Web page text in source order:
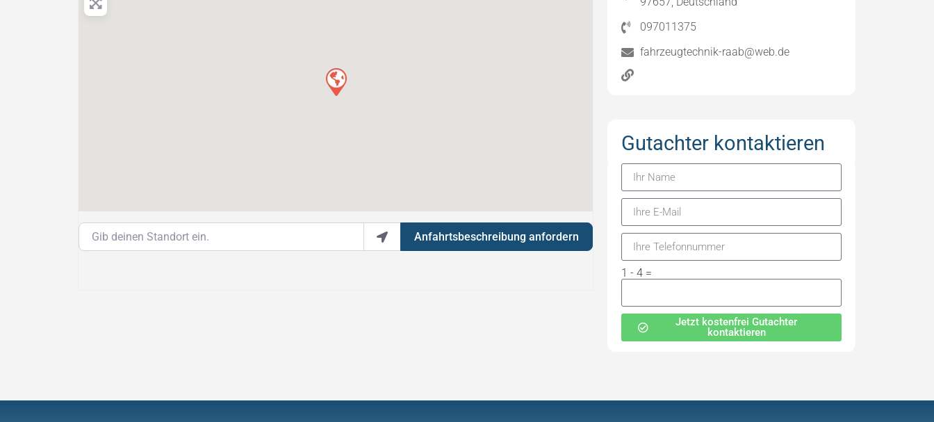
Gib deinen Standort ein.
Anfahrtsbeschreibung anfordern
097011375
fahrzeugtechnik-raab@web.de
Gutachter kontaktieren
1 - 4 =
Jetzt kostenfrei Gutachter
kontaktieren